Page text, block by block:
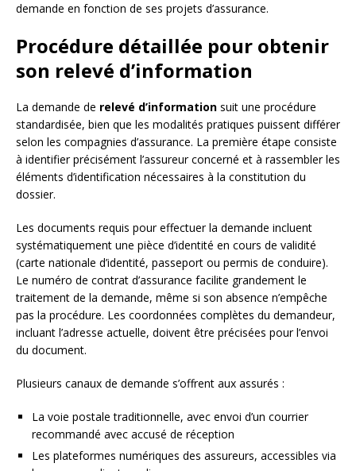
demande en fonction de ses projets d’assurance.
Procédure détaillée pour obtenir
son relevé d’information
La demande de relevé d’information suit une procédure
standardisée, bien que les modalités pratiques puissent différer
selon les compagnies d’assurance. La première étape consiste
à identifier précisément l’assureur concerné et à rassembler les
éléments d’identification nécessaires à la constitution du
dossier.
Les documents requis pour effectuer la demande incluent
systématiquement une pièce d’identité en cours de validité
(carte nationale d’identité, passeport ou permis de conduire).
Le numéro de contrat d’assurance facilite grandement le
traitement de la demande, même si son absence n’empêche
pas la procédure. Les coordonnées complètes du demandeur,
incluant l’adresse actuelle, doivent être précisées pour l’envoi
du document.
Plusieurs canaux de demande s’offrent aux assurés :
La voie postale traditionnelle, avec envoi d’un courrier
recommandé avec accusé de réception
Les plateformes numériques des assureurs, accessibles via